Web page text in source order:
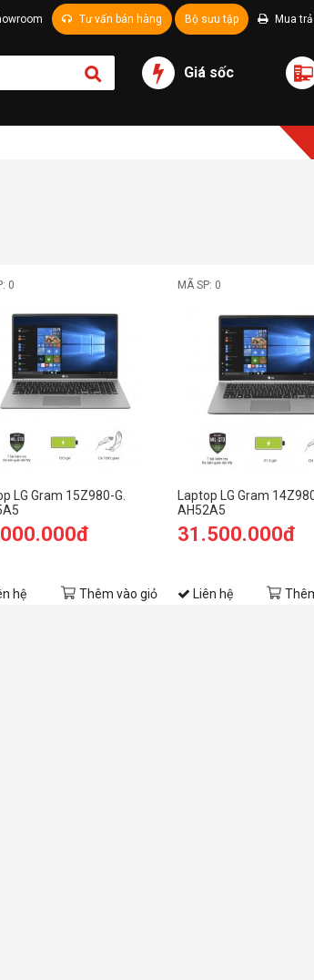
Tư vấn bán hàng Bộ sưu tập Mua
Giá sốc
0
LG Gram 15Z980-G.
hệ Thêm vào giỏ
MÃ SP: 0
Laptop LG Gram
AH52A5
31.500.000đ
Liên hệ